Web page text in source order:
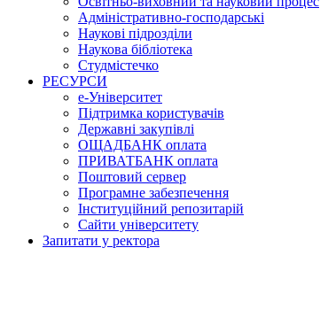
Адміністративно-господарські
Наукові підрозділи
Наукова бібліотека
Студмістечко
РЕСУРСИ
е-Університет
Підтримка користувачів
Державні закупівлі
ОЩАДБАНК оплата
ПРИВАТБАНК оплата
Поштовий сервер
Програмне забезпечення
Інституційний репозитарій
Сайти університету
Запитати у ректора